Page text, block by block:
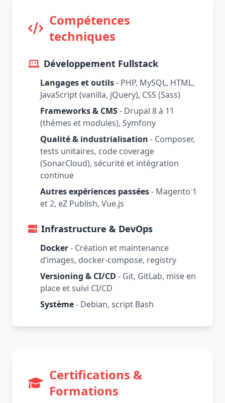
Compétences
techniques
Développement Fullstack
Langages et outils- PHP, MySQL, HTML,
JavaScript (vanilla, jQuery), CSS (Sass)
Frameworks & CMS- Drupal 8 à 11
(thèmes et modules), Symfony
Qualité & industrialisation - Composer,
tests unitaires, code coverage
(SonarCloud), sécurité et intégration
continue
Autres expériences passées- Magento 1
et 2, eZ Publish, Vue.js
Infrastructure & DevOps
Docker- Création et maintenance
d’images, docker-compose, registry
Versioning & CI/CD - Git, GitLab, mise en
place et suivi CI/CD
Système- Debian, script Bash
Certifications &
Formations